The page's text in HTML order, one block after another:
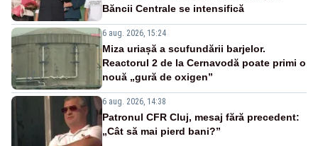
Băncii Centrale se intensifică
6 aug. 2026, 15:24
Miza uriașă a scufundării barjelor.
Reactorul 2 de la Cernavodă poate primi o
nouă „gură de oxigen”
6 aug. 2026, 14:38
Patronul CFR Cluj, mesaj fără precedent:
„Cât să mai pierd bani?”